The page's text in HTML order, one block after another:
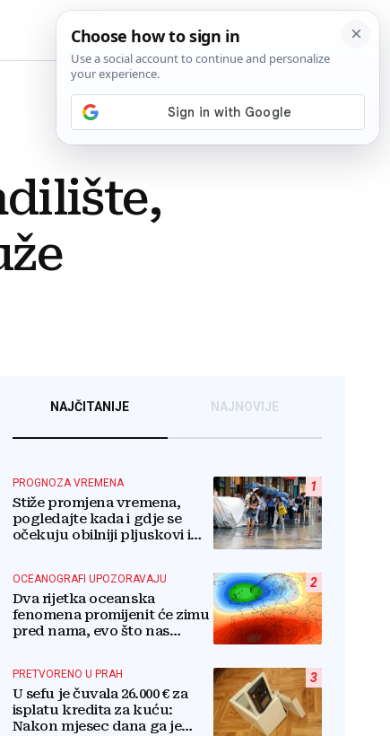
NAJČITANIJE NAJNOVIJE
1
PROGNOZA VREMENA
Stiže promjena vremena,
pogledajte kada i gdje se
očekuju obilniji pljuskovi i
2
OCEANOGRAFI UPOZORAVAJU
Dva rijetka oceanska
fenomena promijenit će zimu
pred nama, evo što nas
3
PRETVORENO U PRAH
U sefu je čuvala 26.000 € za
isplatu kredita za kuću:
Nakon mjesec dana ga je